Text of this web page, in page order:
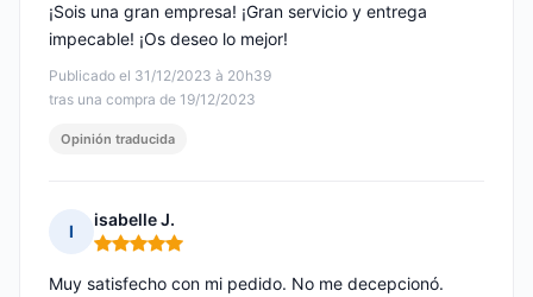
Publicado el 31/12/2023 à 20h39
tras una compra de 19/12/2023
¡Sois una gran empresa! ¡Gran servicio y entrega
impecable! ¡Os deseo lo mejor!
Opinión traducida
I
isabelle J.
Nota: 5 de 5
Muy satisfecho con mi pedido. No me decepcionó.